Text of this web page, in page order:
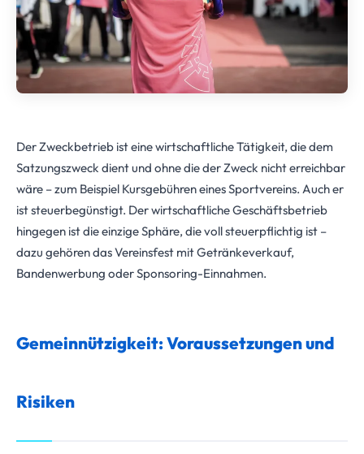
Der Zweckbetrieb ist eine wirtschaftliche Tätigkeit, die dem
Satzungszweck dient und ohne die der Zweck nicht erreichbar
wäre – zum Beispiel Kursgebühren eines Sportvereins. Auch er
ist steuerbegünstigt. Der wirtschaftliche Geschäftsbetrieb
hingegen ist die einzige Sphäre, die voll steuerpflichtig ist –
dazu gehören das Vereinsfest mit Getränkeverkauf,
Bandenwerbung oder Sponsoring-Einnahmen.
Gemeinnützigkeit: Voraussetzungen und
Risiken